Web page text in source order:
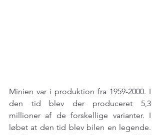
Minien var i produktion fra 1959-2000. I
den tid blev der produceret 5,3
millioner af de forskellige varianter. I
løbet at den tid blev bilen en legende.